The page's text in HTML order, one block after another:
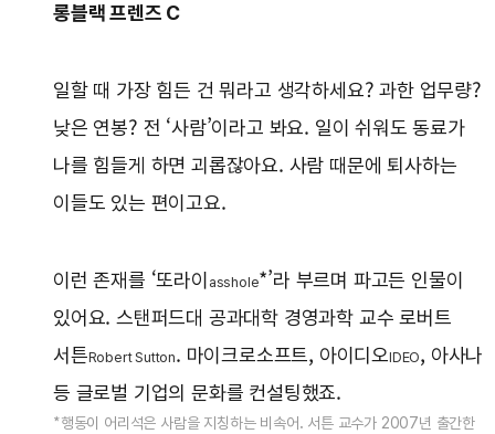
롱블랙 프렌즈 C
일할 때 가장 힘든 건 뭐라고 생각하세요? 과한 업무량?
낮은 연봉? 전 ‘사람’이라고 봐요. 일이 쉬워도 동료가
나를 힘들게 하면 괴롭잖아요. 사람 때문에 퇴사하는
이들도 있는 편이고요.
이런 존재를 ‘또라이 asshole*’라 부르며 파고든 인물이
있어요. 스탠퍼드대 공과대학 경영과학 교수 로버트
서튼Robert Sutton. 마이크로소프트, 아이디오IDEO, 아사나
등 글로벌 기업의 문화를 컨설팅했죠.
*행동이 어리석은 사람을 지칭하는 비속어. 서튼 교수가 2007년 출간한